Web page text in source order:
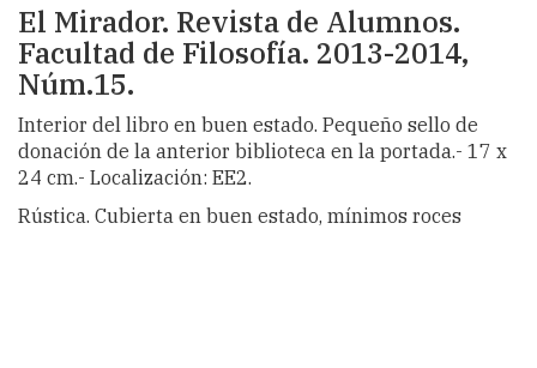
El Mirador. Revista de Alumnos.
Facultad de Filosofía. 2013-2014,
Núm.15.
Interior del libro en buen estado. Pequeño sello de
donación de la anterior biblioteca en la portada.- 17 x
24 cm.- Localización: EE2.
Rústica. Cubierta en buen estado, mínimos roces